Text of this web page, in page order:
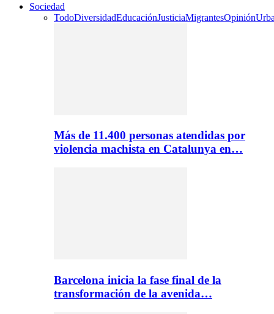
Sociedad
TodoDiversidadEducaciónJusticiaMigrantesOpinión
Más de 11.400 personas atendidas por
violencia machista en Catalunya en…
Barcelona inicia la fase final de la
transformación de la avenida…